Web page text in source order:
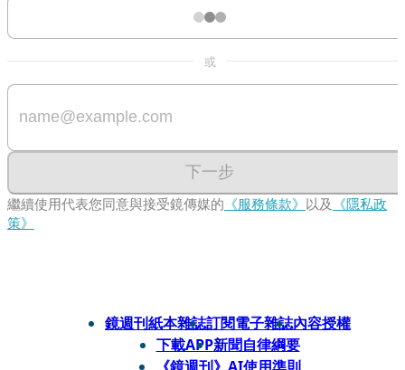
或
下一步
繼續使用代表您同意與接受鏡傳媒的 《服務條款》 以及 《隱私政
策》
鏡週刊紙本雜誌訂閱電子雜誌內容授權
下載APP新聞自律綱要